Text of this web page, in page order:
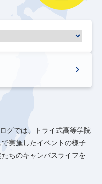
グでは、トライ式高等学院
実施したイベントの様子
たちのキャンパスライフを